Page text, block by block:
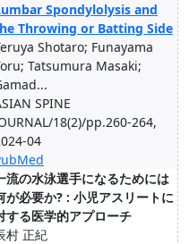
Spondylolysis and
Throwing or Batting Side
Shotaro; Funayama
Tatsumura Masaki;
SPINE
18(2)/pp.260-264,
04
流の水泳選手になるためには
が必要か? : 小児アスリートに
する医学的アプローチ
村 正紀